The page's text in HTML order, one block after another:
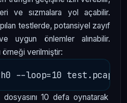
ve sızmalara yol açabilir.
testlerde, potansiyel zayıf
uygun önlemler alınabilir.
örneği verilmiştir:
dosyasını 10 defa oynatarak